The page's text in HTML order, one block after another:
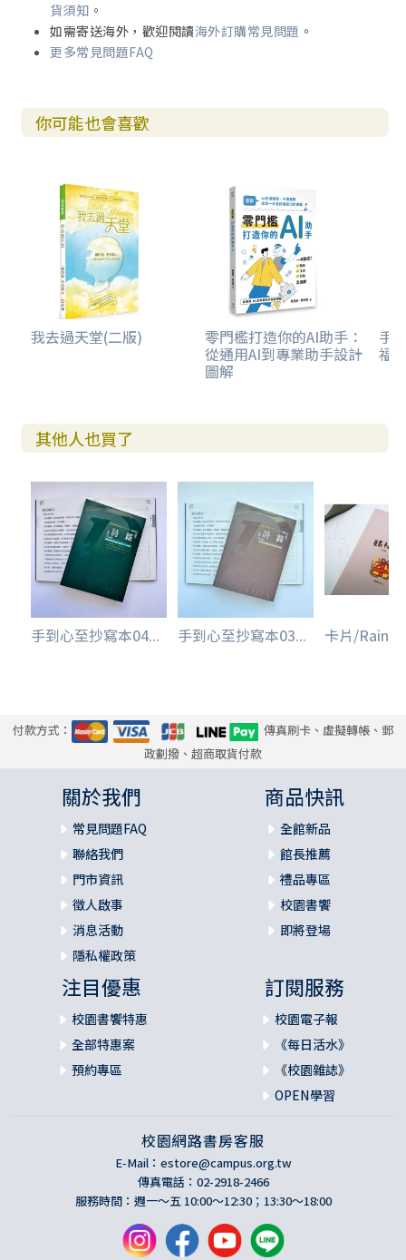
附靈修短文／宋泉盛牧師精選詩篇講章
貨須知 。
如需寄送海外，歡迎閱讀海外訂購常見問題 。
更多常見問題FAQ
你可能也會喜歡
我去過天堂(二版) 零門檻打造你的AI助手：
從通用AI到專業助手設計
圖解
手
福
其他人也買了
手到心至抄寫本04... 手到心至抄寫本03... 卡片/
付款方式：
傳真刷卡、虛擬轉帳、郵
政劃撥、超商取貨付款
關於我們
常見問題FAQ
聯絡我們
門市資訊
徵人啟事
消息活動
隱私權政策
商品快訊
全館新品
館長推薦
禮品專區
校園書饗
即將登場
注目優惠
校園書饗特惠
全部特惠案
預約專區
訂閱服務
校園電子報
《每日活水》
《校園雜誌》
OPEN學習
校園網路書房客服
E-Mail： estore@campus.org.tw
傳真電話：02-2918-2466
服務時間：週一～五 10:00～12:30；13:30～18:00